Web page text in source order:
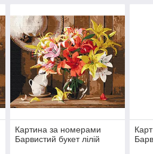
Картина за номерами
Барвистий букет лілій